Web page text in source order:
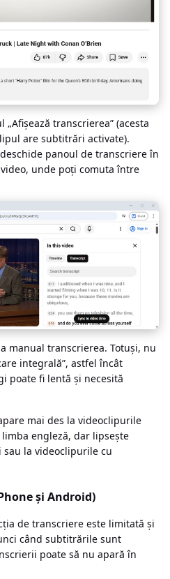
transcrierea” (acesta
are subtitrări activate).
panoul de transcriere în
unde poți comuta între
manual transcrierea. Totuși, nu
integrală”, astfel încât
poate fi lentă și necesită
mai des la videoclipurile
engleză, dar lipsește
sau la videoclipurile cu
și Android)
de transcriere este limitată și
când subtitrările sunt
poate să nu apară în